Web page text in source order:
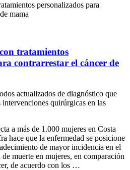
personalizados para
mama
tratamientos
contrarrestar el cáncer de
actualizados de diagnóstico que
quirúrgicas en las
a más de 1.000 mujeres en Costa
hace que la enfermedad se posicione
de mayor incidencia en el
muerte en mujeres, en comparación
de acuerdo con los …